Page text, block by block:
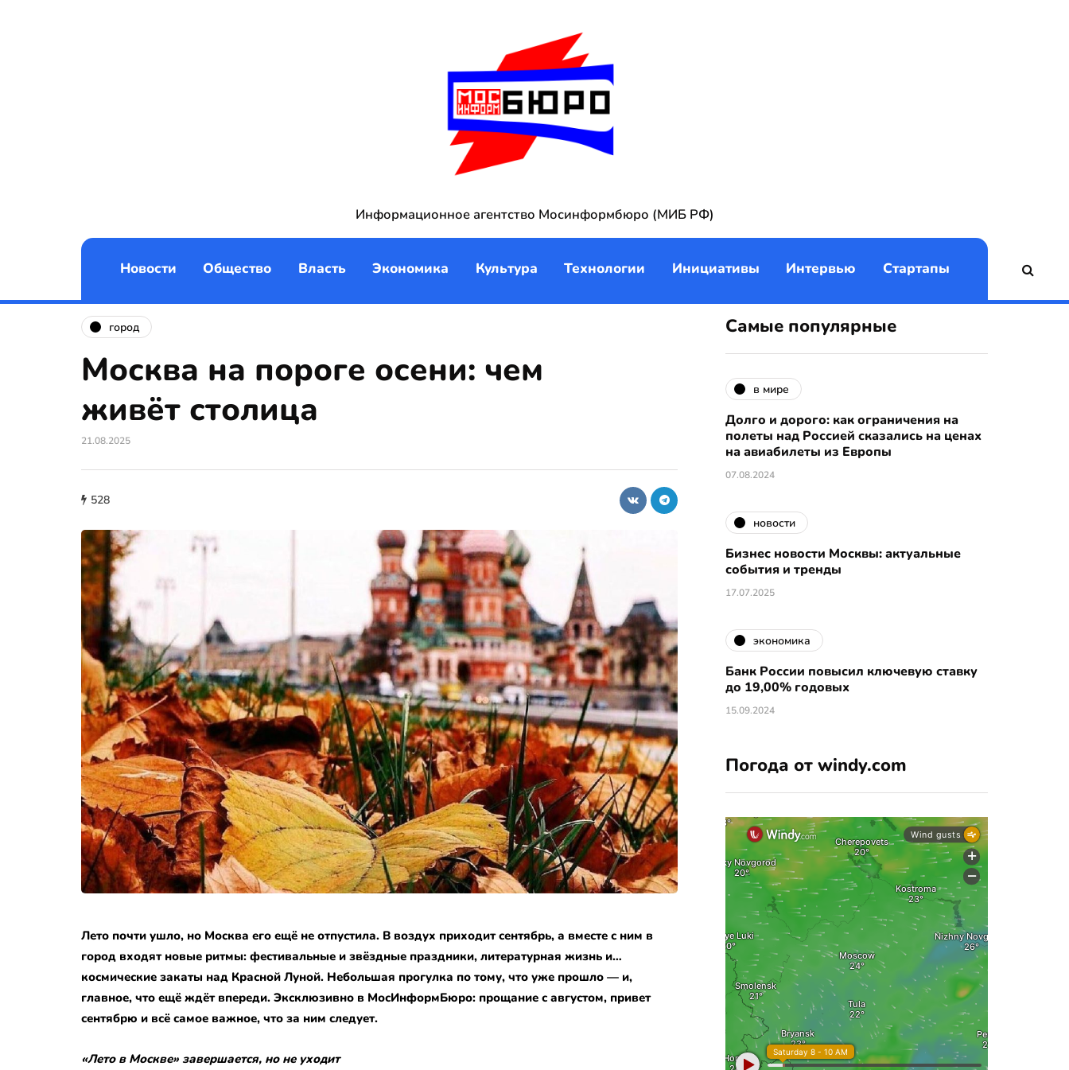
Информационное агентство Мосинформбюро (МИБ РФ)
Новости Общество Власть Экономика Культура Технологии Инициативы Интервью Стартапы
город
Москва на пороге осени: чем
живёт столица
21.08.2025
528
Лето почти ушло, но Москва его ещё не отпустила. В воздух приходит сентябрь, а вместе с ним в
город входят новые ритмы: фестивальные и звёздные праздники, литературная жизнь и…
космические закаты над Красной Луной. Небольшая прогулка по тому, что уже прошло — и,
главное, что ещё ждёт впереди. Эксклюзивно в МосИнформБюро: прощание с августом, привет
сентябрю и всё самое важное, что за ним следует.
«Лето в Москве» завершается, но не уходит
Самые популярные
в мире
Долго и дорого: как ограничения на
полеты над Россией сказались на ценах
на авиабилеты из Европы
07.08.2024
новости
Бизнес новости Москвы: актуальные
события и тренды
17.07.2025
экономика
Банк России повысил ключевую ставку
до 19,00% годовых
15.09.2024
Погода от windy.com